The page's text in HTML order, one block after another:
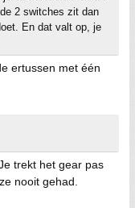
2 switches zit dan
En dat valt op, je
ertussen met één
trekt het gear pas
nooit gehad.